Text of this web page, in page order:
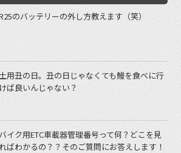
のバッテリーの外し方教えます（笑）
用丑の日。丑の日じゃなくても鰻を食べに行
けば良いんじゃない？
バイク用ETC車載器管理番号って何？どこを見
ばわかるの？？そのご質問にお答えします！